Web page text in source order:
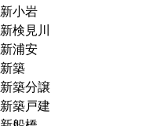
新小岩
新検見川
新浦安
新築
新築分譲
新築戸建